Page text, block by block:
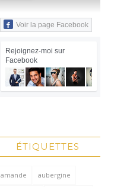
Voir la page Facebook
Rejoignez-moi sur
Facebook
ÉTIQUETTES
amande aubergine